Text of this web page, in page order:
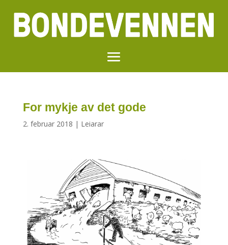
For mykje av det gode
2. februar 2018 | Leiarar